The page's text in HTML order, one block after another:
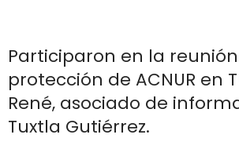
Participaron en la
protección de ACNUR en
René, asociado de
Tuxtla Gutiérrez.